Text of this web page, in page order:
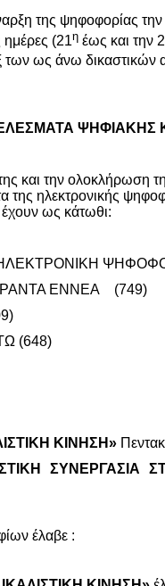
της ψηφοφορίας
ημέρες (21η έως και την
των ως άνω
ΨΗΦΙΑΚΗΣ
και την ολοκλήρωση
της ηλεκτρονικής
ως κάτωθι:
ΕΝΝΕΑ (749)
(648)
ΚΙΝΗΣΗ»
ΣΥΝΕΡΓΑΣΙΑ
έλαβε :